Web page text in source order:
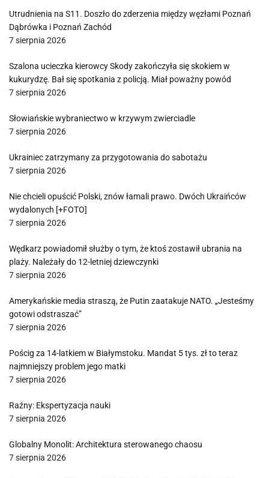
Utrudnienia na S11. Doszło do zderzenia między węzłami Poznań
Dąbrówka i Poznań Zachód
7 sierpnia 2026
Szalona ucieczka kierowcy Skody zakończyła się skokiem w
kukurydzę. Bał się spotkania z policją. Miał poważny powód
7 sierpnia 2026
Słowiańskie wybraniectwo w krzywym zwierciadle
7 sierpnia 2026
Ukrainiec zatrzymany za przygotowania do sabotażu
7 sierpnia 2026
Nie chcieli opuścić Polski, znów łamali prawo. Dwóch Ukraińców
wydalonych [+FOTO]
7 sierpnia 2026
Wędkarz powiadomił służby o tym, że ktoś zostawił ubrania na
plaży. Należały do 12-letniej dziewczynki
7 sierpnia 2026
Amerykańskie media straszą, że Putin zaatakuje NATO. „Jesteśmy
gotowi odstraszać”
7 sierpnia 2026
Pościg za 14-latkiem w Białymstoku. Mandat 5 tys. zł to teraz
najmniejszy problem jego matki
7 sierpnia 2026
Raźny: Ekspertyzacja nauki
7 sierpnia 2026
Globalny Monolit: Architektura sterowanego chaosu
7 sierpnia 2026